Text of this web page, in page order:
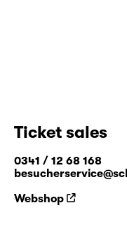
Ticket sales
0341 / 12 68 168
Webshop